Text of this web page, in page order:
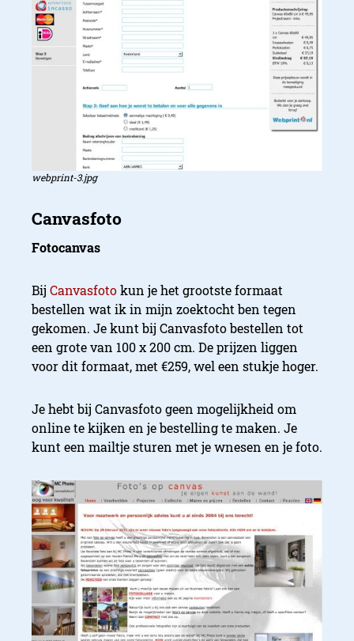
webprint-3.jpg
Fotocanvas
Bij Canvasfotokun je het grootste formaat
bestellen wat ik in mijn zoektocht ben tegen
gekomen. Je kunt bij Canvasfoto bestellen tot
een grote van 100 x 200 cm. De prijzen liggen
voor dit formaat, met €259, wel een stukje hoger.
Je hebt bij Canvasfoto geen mogelijkheid om
online te kijken en je bestelling te maken. Je
kunt een mailtje sturen met je wnesen en je foto.